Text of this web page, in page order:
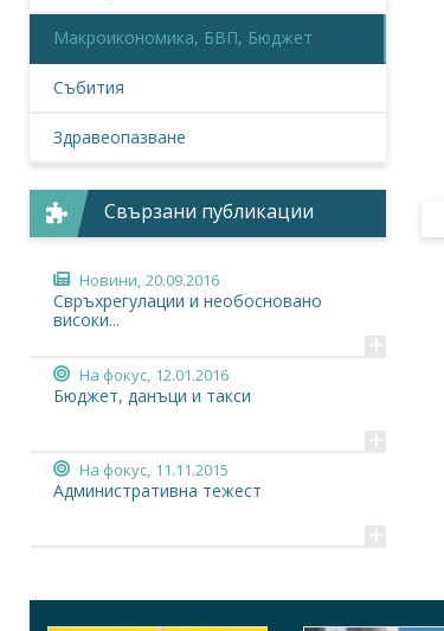
Макроикономика, БВП, Бюджет
Събития
Здравеопазване
Свързани публикации
Новини, 20.09.2016
Свръхрегулации и необосновано
високи...
+
На фокус, 12.01.2016
Бюджет, данъци и такси
+
На фокус, 11.11.2015
Административна тежест
+